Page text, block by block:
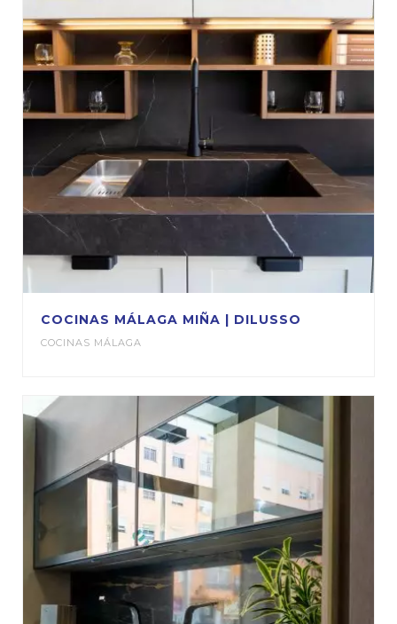
COCINAS MÁLAGA MIÑA | DILUSSO
COCINAS MÁLAGA